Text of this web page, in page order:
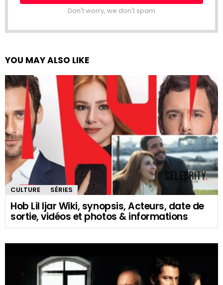
Don't worry, we don't spam
YOU MAY ALSO LIKE
CULTURE SÉRIES
Hob Lil Ijar Wiki, synopsis, Acteurs, date de
sortie, vidéos et photos & informations